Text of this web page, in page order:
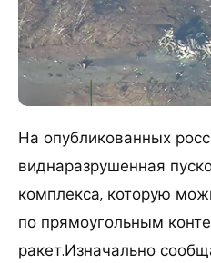
На опубликованных
виднаразрушенная
комплекса, которую
по прямоугольным
ракет.Изначально